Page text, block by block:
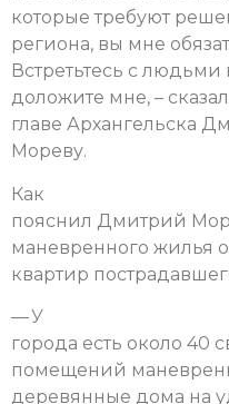
которые требуют
региона, вы мне
Встретьтесь с людьми
доложите мне, –
главе Архангельска
Мореву.
Как
пояснил Дмитрий
маневренного жилья
квартир
— У
города есть около 40
помещений
деревянные дома на